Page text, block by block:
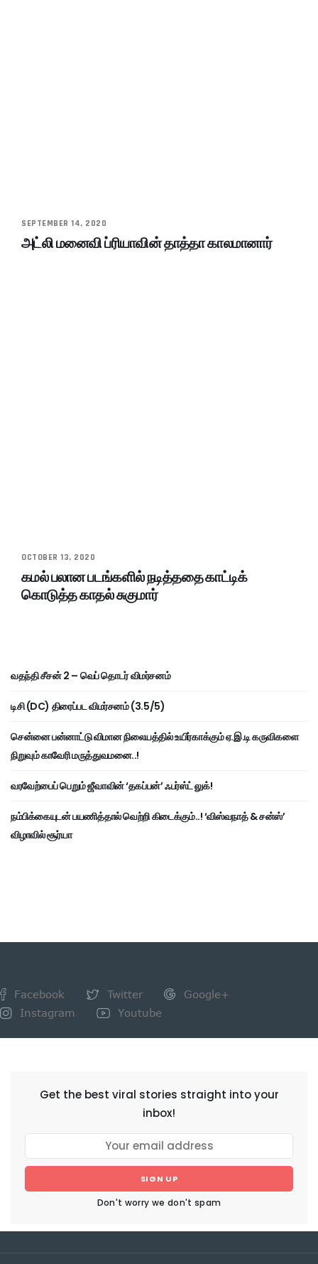
SEPTEMBER 14, 2020
அட்லி மனைவி ப்ரியாவின் தாத்தா காலமானார்
OCTOBER 13, 2020
கமல் பலான படங்களில் நடித்ததை காட்டிக்
கொடுத்த காதல் சுகுமார்
வதந்தி சீசன் 2 – வெப் தொடர் விமர்சனம்
டிசி (DC) திரைப்பட விமர்சனம் (3.5/5)
சென்னை பன்னாட்டு விமான நிலையத்தில் உயிர்காக்கும் ஏ.இ.டி கருவிகளை
நிறுவும் காவேரி மருத்துவமனை..!
வரவேற்பைப் பெறும் ஜீவாவின் ‘தகப்பன்’ ஃபர்ஸ்ட் லுக்!
நம்பிக்கையுடன் பயணித்தால் வெற்றி கிடைக்கும்..! ‘விஸ்வநாத் & சன்ஸ்’
விழாவில் சூர்யா
Facebook Twitter
Google+
Instagram
Youtube
Get the best viral stories straight into your
inbox!
SIGN UP
Don't worry we don't spam